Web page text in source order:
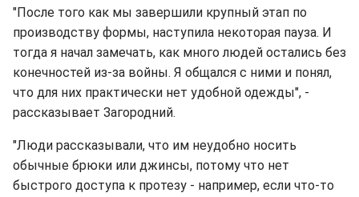
"После того как мы завершили крупный этап по
производству формы, наступила некоторая пауза. И
тогда я начал замечать, как много людей остались без
конечностей из-за войны. Я общался с ними и понял,
что для них практически нет удобной одежды", -
рассказывает Загородний.
"Люди рассказывали, что им неудобно носить
обычные брюки или джинсы, потому что нет
быстрого доступа к протезу - например, если что-то